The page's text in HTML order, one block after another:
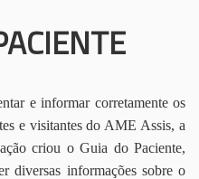
e informar corretamente os
e visitantes do AME Assis, a
criou o Guia do Paciente,
diversas informações sobre o